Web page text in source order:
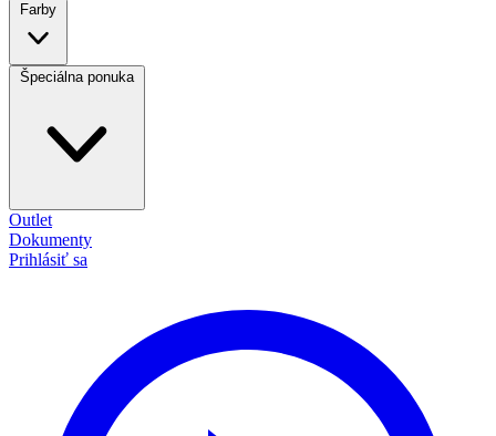
Farby
Špeciálna ponuka
Outlet
Dokumenty
Prihlásiť sa